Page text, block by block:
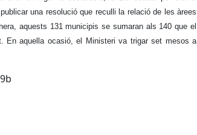
una resolució que reculli la relació de les àrees
aquests 131 municipis se sumaran als 140 que el
En aquella ocasió, el Ministeri va trigar set mesos a